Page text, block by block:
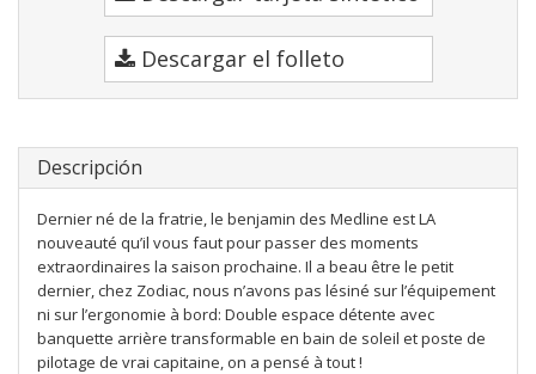
Descargar el folleto
Descripción
Dernier né de la fratrie, le benjamin des Medline est LA
nouveauté qu’il vous faut pour passer des moments
extraordinaires la saison prochaine. Il a beau être le petit
dernier, chez Zodiac, nous n’avons pas lésiné sur l’équipement
ni sur l’ergonomie à bord: Double espace détente avec
banquette arrière transformable en bain de soleil et poste de
pilotage de vrai capitaine, on a pensé à tout !